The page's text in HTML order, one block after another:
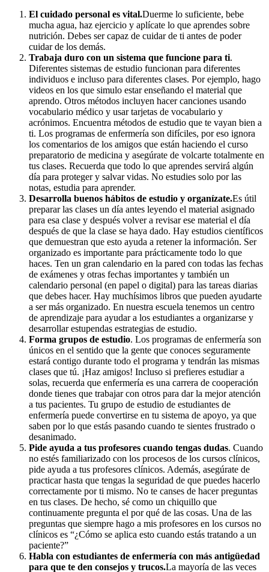
El cuidado personal es vital.Duerme lo suficiente, bebe
mucha agua, haz ejercicio y aplícate lo que aprendes sobre
nutrición. Debes ser capaz de cuidar de ti antes de poder
cuidar de los demás.
Trabaja duro con un sistema que funcione para ti.
Diferentes sistemas de estudio funcionan para diferentes
individuos e incluso para diferentes clases. Por ejemplo, hago
videos en los que simulo estar enseñando el material que
aprendo. Otros métodos incluyen hacer canciones usando
vocabulario médico y usar tarjetas de vocabulario y
acrónimos. Encuentra métodos de estudio que te vayan bien a
ti. Los programas de enfermería son difíciles, por eso ignora
los comentarios de los amigos que están haciendo el curso
preparatorio de medicina y asegúrate de volcarte totalmente en
tus clases. Recuerda que todo lo que aprendes servirá algún
día para proteger y salvar vidas. No estudies solo por las
notas, estudia para aprender.
Desarrolla buenos hábitos de estudio y organízate.Es útil
preparar las clases un día antes leyendo el material asignado
para esa clase y después volver a revisar ese material el día
después de que la clase se haya dado. Hay estudios científicos
que demuestran que esto ayuda a retener la información. Ser
organizado es importante para prácticamente todo lo que
haces. Ten un gran calendario en la pared con todas las fechas
de exámenes y otras fechas importantes y también un
calendario personal (en papel o digital) para las tareas diarias
que debes hacer. Hay muchísimos libros que pueden ayudarte
a ser más organizado. En nuestra escuela tenemos un centro
de aprendizaje para ayudar a los estudiantes a organizarse y
desarrollar estupendas estrategias de estudio.
Forma grupos de estudio. Los programas de enfermería son
únicos en el sentido que la gente que conoces seguramente
estará contigo durante todo el programa y tendrán las mismas
clases que tú. ¡Haz amigos! Incluso si prefieres estudiar a
solas, recuerda que enfermería es una carrera de cooperación
donde tienes que trabajar con otros para dar la mejor atención
a tus pacientes. Tu grupo de estudio de estudiantes de
enfermería puede convertirse en tu sistema de apoyo, ya que
saben por lo que estás pasando cuando te sientes frustrado o
desanimado.
Pide ayuda a tus profesores cuando tengas dudas. Cuando
no estés familiarizado con los procesos de los cursos clínicos,
pide ayuda a tus profesores clínicos. Además, asegúrate de
practicar hasta que tengas la seguridad de que puedes hacerlo
correctamente por ti mismo. No te canses de hacer preguntas
en tus clases. De hecho, sé como un chiquillo que
continuamente pregunta el por qué de las cosas. Una de las
preguntas que siempre hago a mis profesores en los cursos no
clínicos es “¿Cómo se aplica esto cuando estás tratando a un
paciente?”
Habla con estudiantes de enfermería con más antigüedad
para que te den consejos y trucos.La mayoría de las veces